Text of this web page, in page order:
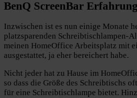
BenQ ScreenBar
Inzwischen ist es nun einige Monate
platzsparenden Schreibtischlampen-
meinen HomeOffice Arbeitsplatz mit
ausgestattet, ja eher bereichert habe.
Nicht jeder hat zu Hause im
so dass die Größe des Schreibtischs
für eine Schreibtischlampe bietet.